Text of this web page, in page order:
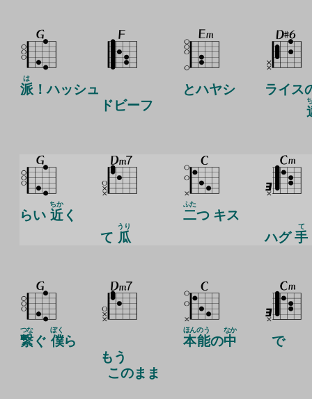
派
は
！ハッシュ
ドビーフ
とハヤシ
ライス
らい 近
ちか
く
て 瓜
うり
二
ふた
つ キス
ハグ 手
て
繋
つな
ぐ 僕
ぼく
ら
もう
このまま
本
ほん
能
のう
の中
なか
で